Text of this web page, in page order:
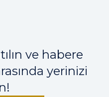
ve habere
yerinizi